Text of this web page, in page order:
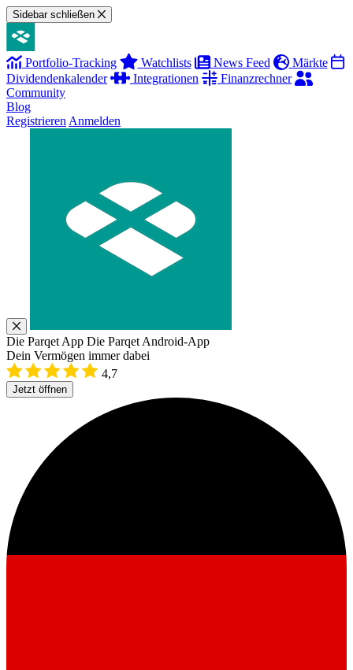
Sidebar schließen
Portfolio-Tracking Watchlists News Feed
Märkte
Dividendenkalender
Integrationen
Finanzrechner
Community
Blog
Registrieren Anmelden
Die Parqet App Die Parqet Android-App
Dein Vermögen immer dabei
4,7
Jetzt öffnen